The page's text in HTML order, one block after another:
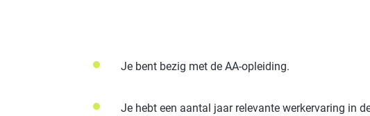
Je bent bezig met de AA-opleiding.
Je hebt een aantal jaar relevante werkervaring in